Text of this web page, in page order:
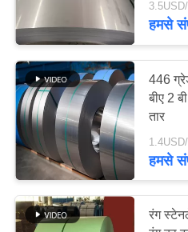
उद्धरण
की
विनती
करे
साइटमैप
PRIVACY
316 स्टेनलेस
स्टेनलेस
हमसे
446
बीए 2
तार
हमसे
रंग